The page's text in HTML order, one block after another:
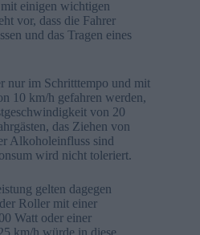
einigen wichtigen
vor, dass die Fahrer
und das Tragen eines
nur im Schritttempo und mit
10 km/h gefahren werden,
von 20
das Ziehen von
Alkoholeinfluss sind
wird nicht toleriert.
gelten dagegen
Roller mit einer
Watt oder einer
km/h würde in diese